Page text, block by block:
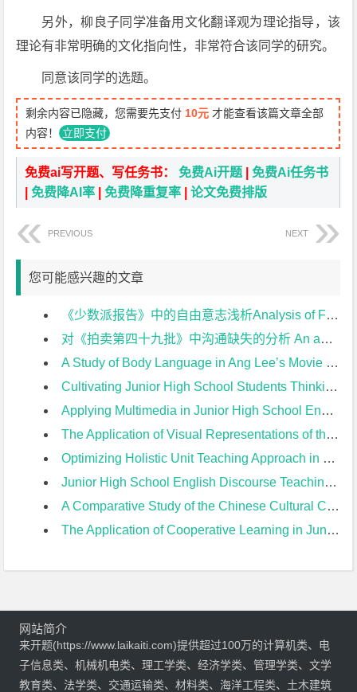
另外，柳良子同学准备用文化翻译观为理论指导，该
理论有非常明确的文化指向性，非常符合该同学的研究。
同意该同学的选题。
剩余内容已隐藏，您需要先支付 10元 才能查看该篇文章全部
内容！ 立即支付
免费ai写开题、写任务书：免费Ai开题 |免费Ai任务书
|免费降AI率 |免费降重复率 |论文免费排版
PREVIOUS NEXT
您可能感兴趣的文章
《少数派报告》中的自由意志浅析Analysis of Free Will in Minority Report开题报告
对《拍卖第四十九批》中沟通缺失的分析 An analysis of the communication missing in The Crying of Lot 49开题报告
A Study of Body Language in Ang Lee’s Movie from the Perspective of Cross-cultural Communication开题报告
Cultivating Junior High School Students Thinking Quality in English Reading Teaching开题报告
Applying Multimedia in Junior High School English Teaching开题报告
The Application of Visual Representations of the Text in Junior High School English Reading Teaching开题报告
Optimizing Holistic Unit Teaching Approach in Junior High School from the Perspective of 2022 New Curriculum开题报告
Junior High School English Discourse Teaching Based on Unit Theme开题报告
A Comparative Study of the Chinese Cultural Contents Between PEP Version and Yi’lin Version of Junior High English Textbooks开题报告
The Application of Cooperative Learning in Junior High EFL Teaching of Reading开题报告
网站简介
来开题(https://www.laikaiti.com)提供超过100万的计算机类、电
子信息类、机械机电类、理工学类、经济学类、管理学类、文学
教育类、法学类、交通运输类、材料类、海洋工程类、土木建筑